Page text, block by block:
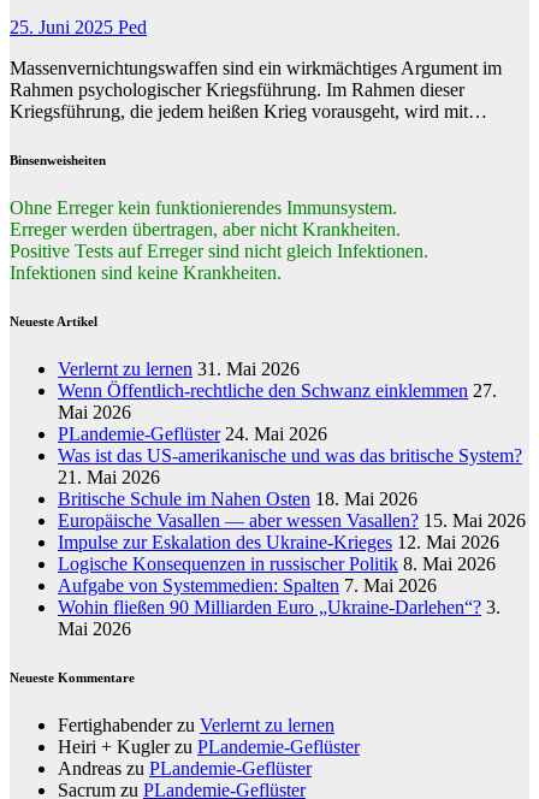
25. Juni 2025 Ped
Massenvernichtungswaffen sind ein wirkmächtiges Argument im
Rahmen psychologischer Kriegsführung. Im Rahmen dieser
Kriegsführung, die jedem heißen Krieg vorausgeht, wird mit…
Binsenweisheiten
Ohne Erreger kein funktionierendes Immunsystem.
Erreger werden übertragen, aber nicht Krankheiten.
Positive Tests auf Erreger sind nicht gleich Infektionen.
Infektionen sind keine Krankheiten.
Neueste Artikel
Verlernt zu lernen 31. Mai 2026
Wenn Öffentlich-rechtliche den Schwanz einklemmen 27.
Mai 2026
PLandemie-Geflüster 24. Mai 2026
Was ist das US-amerikanische und was das britische System?
21. Mai 2026
Britische Schule im Nahen Osten 18. Mai 2026
Europäische Vasallen — aber wessen Vasallen? 15. Mai 2026
Impulse zur Eskalation des Ukraine-Krieges 12. Mai 2026
Logische Konsequenzen in russischer Politik 8. Mai 2026
Aufgabe von Systemmedien: Spalten 7. Mai 2026
Wohin fließen 90 Milliarden Euro „Ukraine-Darlehen“? 3.
Mai 2026
Neueste Kommentare
Fertighabenderzu Verlernt zu lernen
Heiri + Kuglerzu PLandemie-Geflüster
Andreas zu PLandemie-Geflüster
Sacrum zu PLandemie-Geflüster